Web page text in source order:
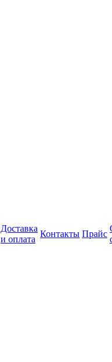
Доставка
и оплата
Контакты Прайс